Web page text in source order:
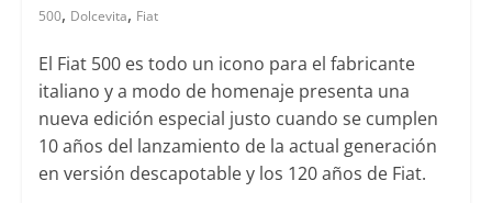
500, Dolcevita, Fiat
El Fiat 500 es todo un icono para el fabricante
italiano y a modo de homenaje presenta una
nueva edición especial justo cuando se cumplen
10 años del lanzamiento de la actual generación
en versión descapotable y los 120 años de Fiat.